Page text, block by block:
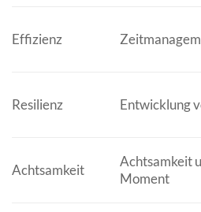
Effizienz
Resilienz Entwicklung
Achtsamkeit
Achtsamkeit
Moment